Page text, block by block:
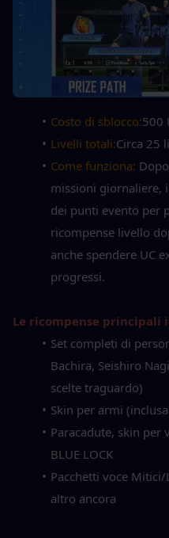
Costo di sblocco:500
Livelli totali:Circa 25
Come funziona:
missioni giornaliere,
dei punti evento per
ricompense livello
anche spendere UC
progressi.
Le ricompense principali
Set completi di
Bachira, Seishiro
scelte traguardo)
Skin per armi
Paracadute, skin per
BLUE LOCK
Pacchetti voce
altro ancora